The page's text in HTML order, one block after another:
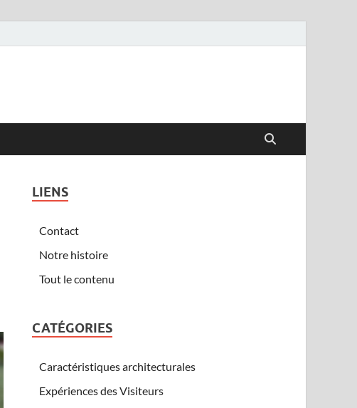
LIENS
Contact
Notre histoire
Tout le contenu
CATÉGORIES
Caractéristiques architecturales
Expériences des Visiteurs